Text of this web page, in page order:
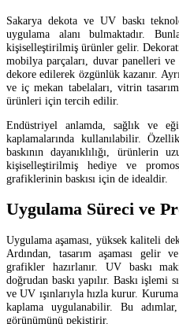
Sakarya dekota ve UV baskı
uygulama alanı bulmaktadır.
kişiselleştirilmiş ürünler gelir.
mobilya parçaları, duvar panelleri
dekore edilerek özgünlük kazanır.
ve iç mekan tabelaları, vitrin
ürünleri için tercih edilir.
Endüstriyel anlamda, sağlık ve
kaplamalarında kullanılabilir.
baskının dayanıklılığı, ürünlerin
kişiselleştirilmiş hediye ve
grafiklerinin baskısı için de idealdir.
Uygulama Süreci ve
Uygulama aşaması, yüksek kaliteli
Ardından, tasarım aşaması gelir
grafikler hazırlanır. UV baskı
doğrudan baskı yapılır. Baskı işlemi
ve UV ışınlarıyla hızla kurur.
kaplama uygulanabilir. Bu
görünümünü pekiştirir.